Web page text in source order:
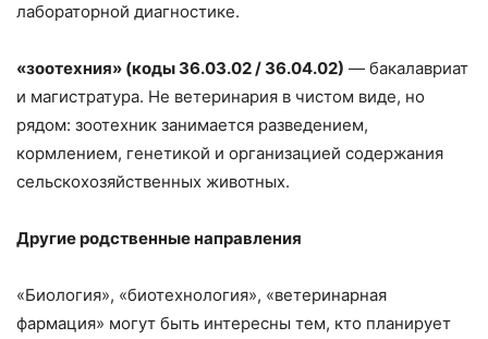
лабораторной диагностике.
«зоотехния» (коды 36.03.02 / 36.04.02) — бакалавриат
и магистратура. Не ветеринария в чистом виде, но
рядом: зоотехник занимается разведением,
кормлением, генетикой и организацией содержания
сельскохозяйственных животных.
Другие родственные направления
«Биология», «биотехнология», «ветеринарная
фармация» могут быть интересны тем, кто планирует